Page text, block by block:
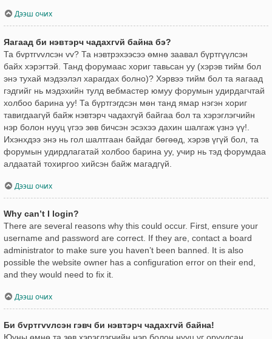
Дээш очих
Яагаад би нэвтэрч чадахгvй байна бэ?
Та бvртгvvлсэн vv? Та нэвтрэхээсээ өмнө заавал бүртгүүлсэн
байх хэрэгтэй. Танд форумаас хориг тавьсан уу (хэрэв тийм бол
энэ тухай мэдээлэл харагдах болно)? Хэрвээ тийм бол та яагаад
гэдгийг нь мэдэхийн тулд вебмастер юмуу форумын удирдагчтай
холбоо барина уу! Та бүртгэгдсэн мөн танд ямар нэгэн хориг
тавигдаагүй байж нэвтэрч чадахгүй байгаа бол та хэрэглэгчийн
нэр болон нууц үгээ зөв бичсэн эсэхээ дахин шалгаж үзнэ үү!.
Ихэнхдээ энэ нь гол шалтгаан байдаг бөгөөд, хэрэв үгүй бол, та
форумын удирдлагатай холбоо барина уу, учир нь тэд форумдаа
алдаатай тохиргоо хийсэн байж магадгүй.
Дээш очих
Why can’t I login?
There are several reasons why this could occur. First, ensure your
username and password are correct. If they are, contact a board
administrator to make sure you haven’t been banned. It is also
possible the website owner has a configuration error on their end,
and they would need to fix it.
Дээш очих
Би бvртгvvлсэн гэвч би нэвтэрч чадахгvй байна!
Юуны өмнө та зөв хэрэглэгчийн нэр болон нууц үг оруулсан